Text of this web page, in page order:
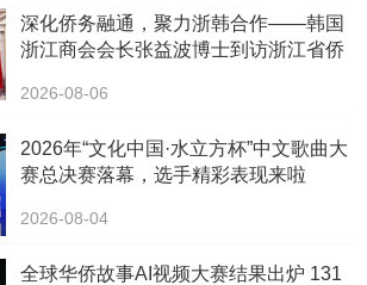
深化侨务融通，聚力浙韩合作——韩国
浙江商会会长张益波博士到访浙江省侨
2026-08-06
2026年“文化中国·水立方杯”中文歌曲大
赛总决赛落幕，选手精彩表现来啦
2026-08-04
全球华侨故事AI视频大赛结果出炉 131